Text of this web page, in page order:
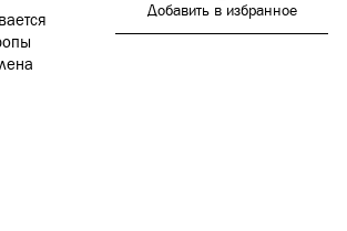
Добавить в избранное